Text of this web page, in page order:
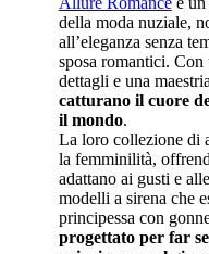
della moda nuziale,
all’eleganza senza
sposa romantici. Con
dettagli e una
catturano il cuore
il mondo.
La loro collezione di
la femminilità,
adattano ai gusti e
modelli a sirena che
principessa con
progettato per far